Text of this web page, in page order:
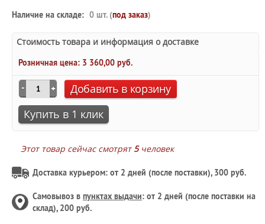
Наличие на складе: 0 шт. (под заказ)
Стоимость товара и информация о доставке
Розничная цена: 3 360,00 руб.
Добавить в корзину
Купить в 1 клик
Этот товар сейчас смотрят 5человек
Доставка курьером: от 2 дней (после поставки), 300 руб.
Самовывоз в пунктах выдачи: от 2 дней (после поставки на
склад), 200 руб.